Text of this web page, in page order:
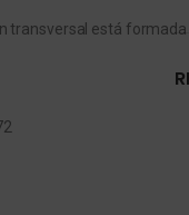
transversal está